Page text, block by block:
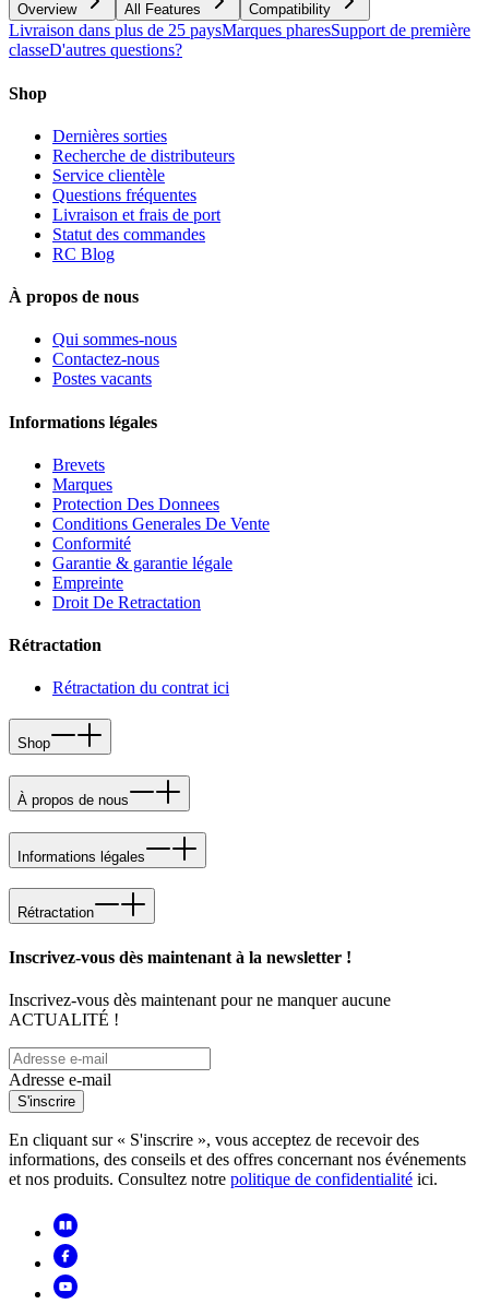
Overview All Features Compatibility
Livraison dans plus de 25 paysMarques pharesSupport de première
classeD'autres questions?
Shop
Dernières sorties
Recherche de distributeurs
Service clientèle
Questions fréquentes
Livraison et frais de port
Statut des commandes
RC Blog
À propos de nous
Qui sommes-nous
Contactez-nous
Postes vacants
Informations légales
Brevets
Marques
Protection Des Donnees
Conditions Generales De Vente
Conformité
Garantie & garantie légale
Empreinte
Droit De Retractation
Rétractation
Rétractation du contrat ici
Shop
À propos de nous
Informations légales
Rétractation
Inscrivez-vous dès maintenant à la newsletter !
Inscrivez-vous dès maintenant pour ne manquer aucune
ACTUALITÉ !
Adresse e-mail
S'inscrire
En cliquant sur « S'inscrire », vous acceptez de recevoir des
informations, des conseils et des offres concernant nos événements
et nos produits. Consultez notre politique de confidentialité ici.